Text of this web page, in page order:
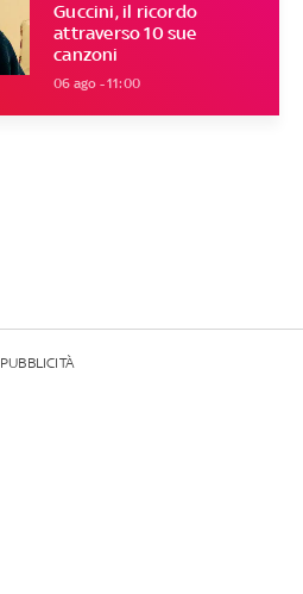
Guccini, il ricordo
attraverso 10 sue
canzoni
06 ago - 11:00
PUBBLICITÀ